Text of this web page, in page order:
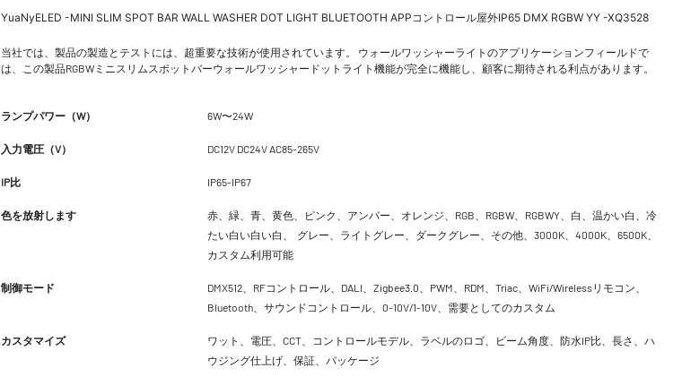
YuaNyELED -MINI SLIM SPOT BAR WALL WASHER DOT LIGHT BLUETOOTH APPコントロール屋外IP65 DMX RGBW YY -XQ3528
当社では、製品の製造とテストには、超重要な技術が使用されています。 ウォールワッシャーライトのアプリケーションフィールドで
は、この製品RGBWミニスリムスポットバーウォールワッシャードットライト機能が完全に機能し、顧客に期待される利点があります。
ランプパワー（W） 6W〜24W
入力電圧（V） DC12V DC24V AC85-265V
IP比 IP65-IP67
色を放射します
赤、緑、青、黄色、ピンク、アンバー、オレンジ、RGB、RGBW、RGBWY、白、温かい白、冷
たい白い白い白、 グレー、ライトグレー、ダークグレー、その他、3000K、4000K、6500K、
カスタム利用可能
制御モード
DMX512、RFコントロール、DALI、Zigbee3.0、PWM、RDM、Triac、WiFi/Wirelessリモコン、
Bluetooth、サウンドコントロール、0-10V/1-10V、需要としてのカスタム
カスタマイズ
ワット、電圧、CCT、コントロールモデル、ラベルのロゴ、ビーム角度、防水IP比、長さ、ハ
ウジング仕上げ、保証、パッケージ